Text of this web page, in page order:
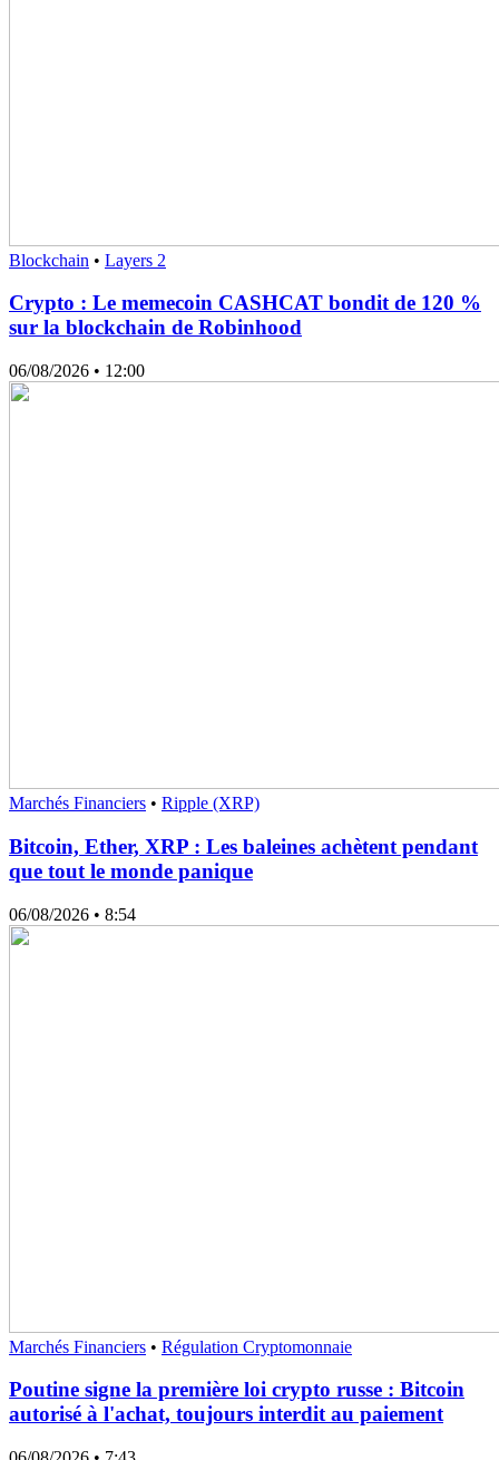
Blockchain • Layers 2
Crypto : Le memecoin CASHCAT bondit de 120 %
sur la blockchain de Robinhood
06/08/2026 • 12:00
Marchés Financiers • Ripple (XRP)
Bitcoin, Ether, XRP : Les baleines achètent pendant
que tout le monde panique
06/08/2026 • 8:54
Marchés Financiers • Régulation Cryptomonnaie
Poutine signe la première loi crypto russe : Bitcoin
autorisé à l'achat, toujours interdit au paiement